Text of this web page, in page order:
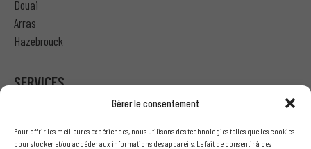
Gérer le consentement
Pour offrir les meilleures expériences, nous utilisons des technologies telles que les cookies
pour stocker et/ou accéder aux informations des appareils. Le fait de consentir à ces
Douai
Arras
Hazebrouck
SERVICES
Professionnel – J’ai besoin d’un devis